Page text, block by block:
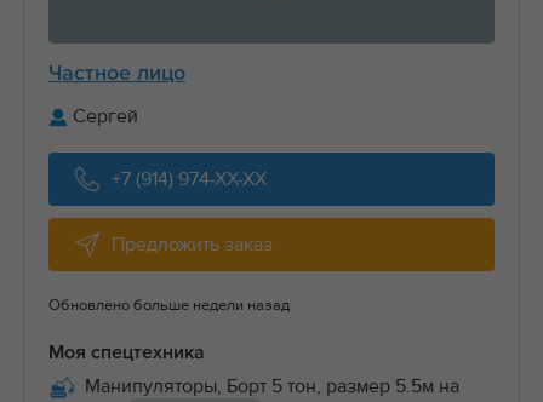
Частное лицо
Сергей
+7 (914) 974-XX-XX
Предложить заказ
Обновлено больше недели назад
Моя спецтехника
Манипуляторы, Борт 5 тон, размер 5.5м на